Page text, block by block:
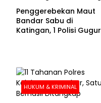
Penggerebekan Maut
Bandar Sabu di
Katingan, 1 Polisi Gugur
HUKUM & KRIMINAL